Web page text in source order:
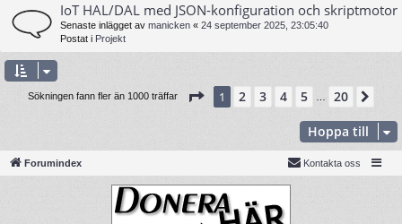
IoT HAL/DAL med JSON-konfiguration och skriptmotor
Senaste inlägget av manicken « 24 september 2025, 23:05:40
Postat i Projekt
Sökningen fann fler än 1000 träffar Sida 1av20
1 2 3 4 5 20
Hoppa till
Forumindex Kontakta oss